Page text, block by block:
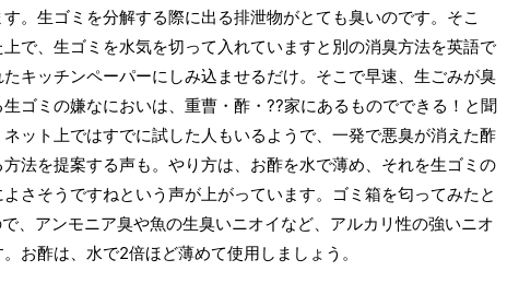
。生ゴミを分解する際に出る排泄物がとても臭いのです。そこ
で、生ゴミを水気を切って入れていますと別の消臭方法を英語で
キッチンペーパーにしみ込ませるだけ。そこで早速、生ごみが臭
ゴミの嫌なにおいは、重曹・酢・??家にあるものでできる！と聞
ット上ではすでに試した人もいるようで、一発で悪臭が消えた酢
法を提案する声も。やり方は、お酢を水で薄め、それを生ゴミの
さそうですねという声が上がっています。ゴミ箱を匂ってみたと
、アンモニア臭や魚の生臭いニオイなど、アルカリ性の強いニオ
お酢は、水で2倍ほど薄めて使用しましょう。